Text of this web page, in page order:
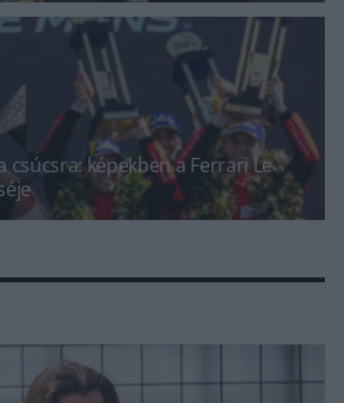
csúcsra: képekben a Ferrari Le